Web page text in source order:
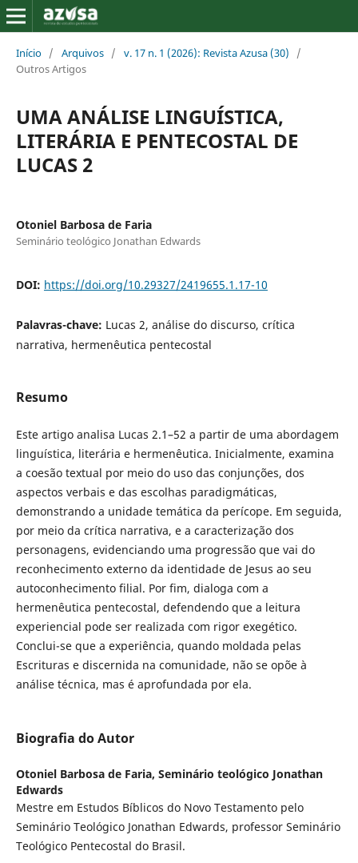
Início / Arquivos / v. 17 n. 1 (2026): Revista Azusa (30)
/
Outros Artigos
UMA ANÁLISE LINGUÍSTICA,
LITERÁRIA E PENTECOSTAL DE
LUCAS 2
Otoniel Barbosa de Faria
Seminário teológico Jonathan Edwards
DOI: https://doi.org/10.29327/2419655.1.17-10
Palavras-chave: Lucas 2, análise do discurso, crítica
narrativa, hermenêutica pentecostal
Resumo
Este artigo analisa Lucas 2.1–52 a partir de uma abordagem
linguística, literária e hermenêutica. Inicialmente, examina
a coesão textual por meio do uso das conjunções, dos
aspectos verbais e das escolhas paradigmáticas,
demonstrando a unidade temática da perícope. Em seguida,
por meio da crítica narrativa, e a caracterização dos
personagens, evidenciando uma progressão que vai do
reconhecimento externo da identidade de Jesus ao seu
autoconhecimento filial. Por fim, dialoga com a
hermenêutica pentecostal, defendendo que a leitura
experiencial pode ser realizada com rigor exegético.
Conclui-se que a experiência, quando moldada pelas
Escrituras e discernida na comunidade, não se opõe à
análise técnica, mas é aprofundada por ela.
Biografia do Autor
Otoniel Barbosa de Faria, Seminário teológico Jonathan
Edwards
Mestre em Estudos Bíblicos do Novo Testamento pelo
Seminário Teológico Jonathan Edwards, professor Seminário
Teológico Pentecostal do Brasil.